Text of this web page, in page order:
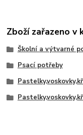
Zboží zařazeno v
Školní a výtvarné
Psací potřeby